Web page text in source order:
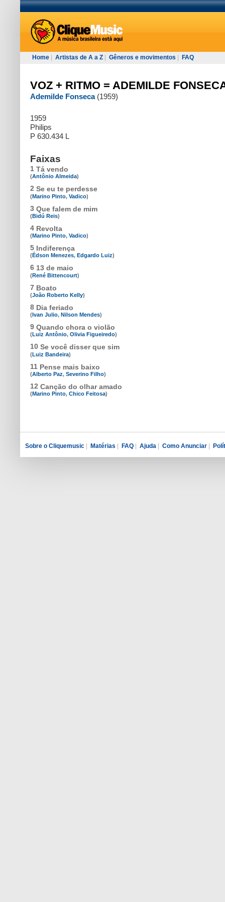
Home Artistas de A a Z Gêneros e movimentos FAQ
VOZ + RITMO = ADEMILDE
Ademilde Fonseca (1959)
1959
Philips
P 630.434 L
Faixas
1 Tá vendo
(Antônio Almeida)
2 Se eu te perdesse
(Marino Pinto, Vadico)
3 Que falem de mim
(Bidú Reis)
4 Revolta
(Marino Pinto, Vadico)
5 Indiferença
(Édson Menezes, Edgardo Luiz)
6 13 de maio
(René Bittencourt)
7 Boato
(João Roberto Kelly)
8 Dia feriado
(Ivan Julio, Nilson Mendes)
9 Quando chora o violão
(Luiz Antônio, Olivia Figueiredo)
10 Se você disser que sim
(Luiz Bandeira)
11 Pense mais baixo
(Alberto Paz, Severino Filho)
12 Canção do olhar amado
(Marino Pinto, Chico Feitosa)
Sobre o Cliquemusic Matérias FAQ Ajuda Como Anunciar